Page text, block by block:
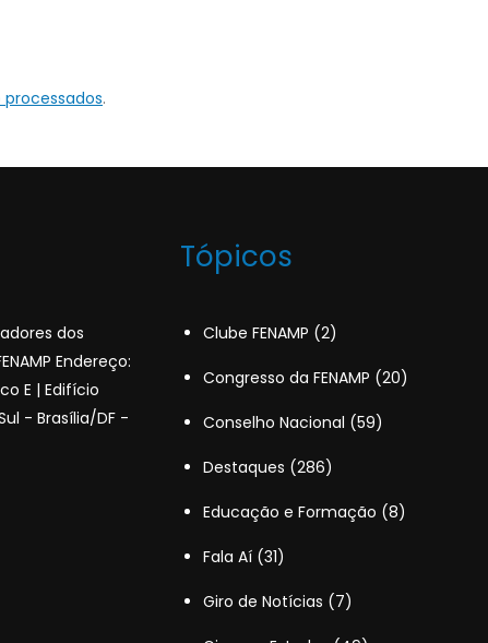
.
dos
Endereço:
E | Edifício
- Brasília/DF -
Tópicos
Clube FENAMP (2)
Congresso da FENAMP (20)
Conselho Nacional (59)
Destaques (286)
Educação e Formação (8)
Fala Aí(31)
Giro de Notícias (7)